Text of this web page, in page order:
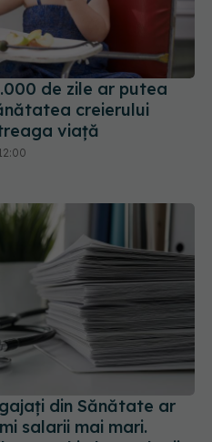
de zile ar putea
creierului
viață
din Sănătate ar
salarii mai mari.